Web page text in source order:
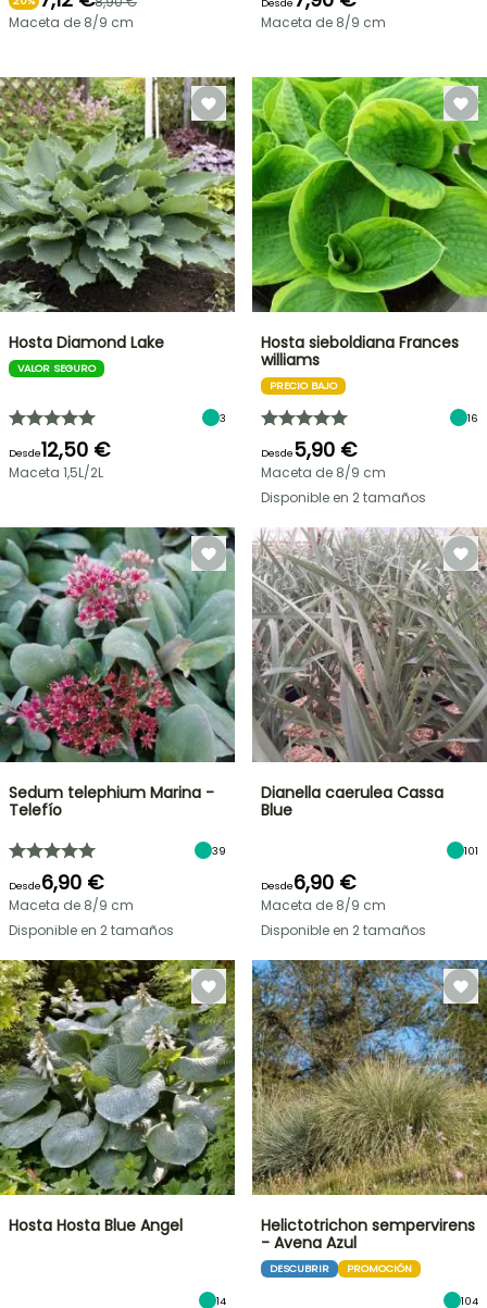
Maceta de 8/9 cm
Maceta de 8/9 cm
Hosta Diamond Lake
VALOR SEGURO
3
Desde12,50 €
Maceta 1,5L/2L
Hosta sieboldiana Frances
williams
PRECIO BAJO
16
Desde5,90 €
Maceta de 8/9 cm
Disponible en 2 tamaños
Sedum telephium Marina -
Telefío
39
Desde6,90 €
Maceta de 8/9 cm
Disponible en 2 tamaños
Dianella caerulea Cassa
Blue
101
Desde6,90 €
Maceta de 8/9 cm
Disponible en 2 tamaños
Hosta Hosta Blue Angel
14
Helictotrichon sempervirens
- Avena Azul
DESCUBRIR PROMOCIÓN
104